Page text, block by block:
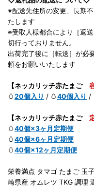
※配送先住所の変更、長期
たします
※受取人様都合により［返
切行っておりません。
出荷完了後に［転送］が必
頼をお願いいたします
【ネッカリッチ赤たまご
🥚20個入り / 🥚40個入り /
【ネッカリッチ赤たまご
🥚40個×3ヶ月定期便
🥚40個×6ヶ月定期便
🥚40個×12ヶ月定期便
栄養満点 タマゴ たまご 玉
崎県産 オムレツ TKG 調理